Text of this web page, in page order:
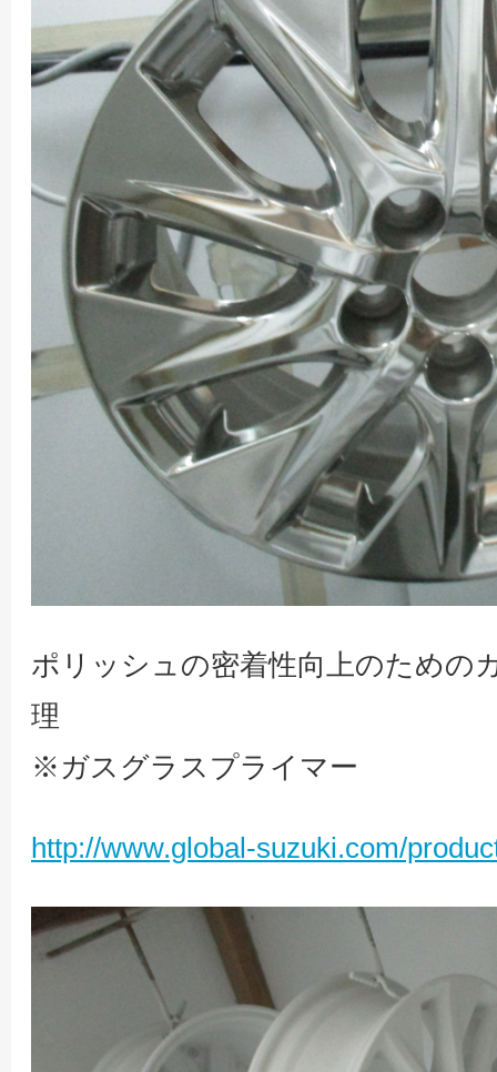
ポリッシュの密着性向上のための
理
※ガスグラスプライマー
http://www.global-suzuki.com/